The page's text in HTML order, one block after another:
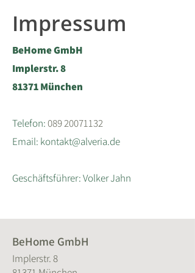
Impressum
BeHome GmbH
Implerstr. 8
81371 München
Telefon:089 20071132
Email: kontakt@alveria.de
Geschäftsführer: Volker Jahn
BeHome GmbH
Implerstr. 8